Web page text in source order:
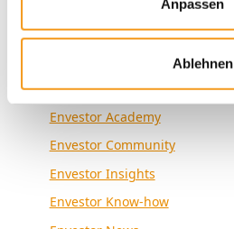
Anpassen
Ablehnen
Allgemein
Envestor Academy
Envestor Community
Envestor Insights
Envestor Know-how